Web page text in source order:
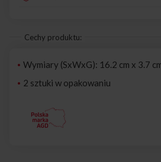
Cechy produktu:
Wymiary (SxWxG): 16.2 cm x 3.7
2 sztuki w opakowaniu